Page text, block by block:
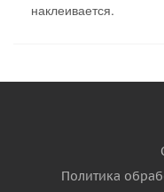
наклеивается.
Политика